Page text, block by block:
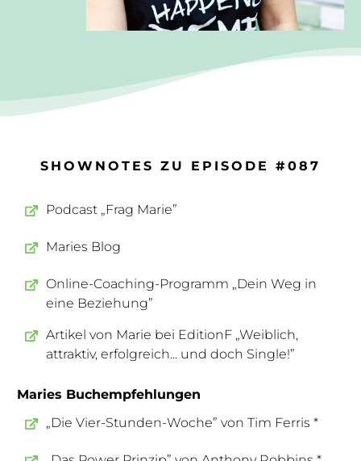
SHOWNOTES ZU EPISODE #087
Podcast „Frag Marie”
Maries Blog
Online-Coaching-Programm „Dein Weg in
eine Beziehung”
Artikel von Marie bei EditionF „Weiblich,
attraktiv, erfolgreich... und doch Single!”
Maries Buchempfehlungen
„Die Vier-Stunden-Woche” von Tim Ferris *